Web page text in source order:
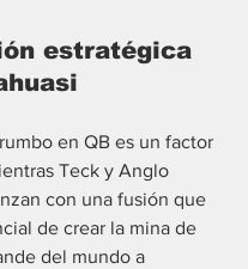
estratégica
en QB es un factor
Teck y Anglo
con una fusión que
de crear la mina de
del mundo a